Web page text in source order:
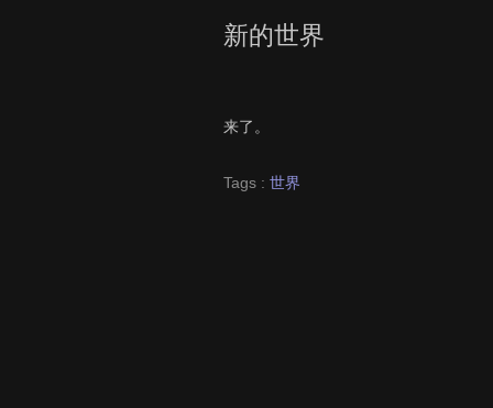
新的世界
来了。
Tags : 世界